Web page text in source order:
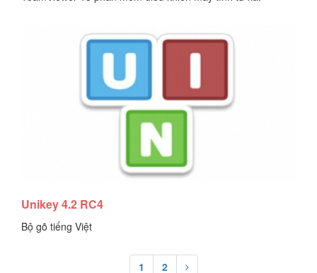
Tải tài liệu
Unikey 4.2 RC4
Bộ gõ tiếng Việt
1 2